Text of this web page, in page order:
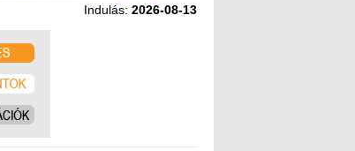
Indulás: 2026-08-13